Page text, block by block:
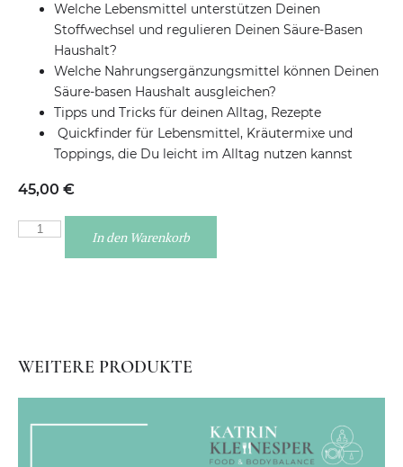
Welche Lebensmittel unterstützen Deinen
Stoffwechsel und regulieren Deinen Säure-Basen
Haushalt?
Welche Nahrungsergänzungsmittel können Deinen
Säure-basen Haushalt ausgleichen?
Tipps und Tricks für deinen Alltag, Rezepte
Quickfinder für Lebensmittel, Kräutermixe und
Toppings, die Du leicht im Alltag nutzen kannst
45,00 €
In den Warenkorb
WEITERE PRODUKTE